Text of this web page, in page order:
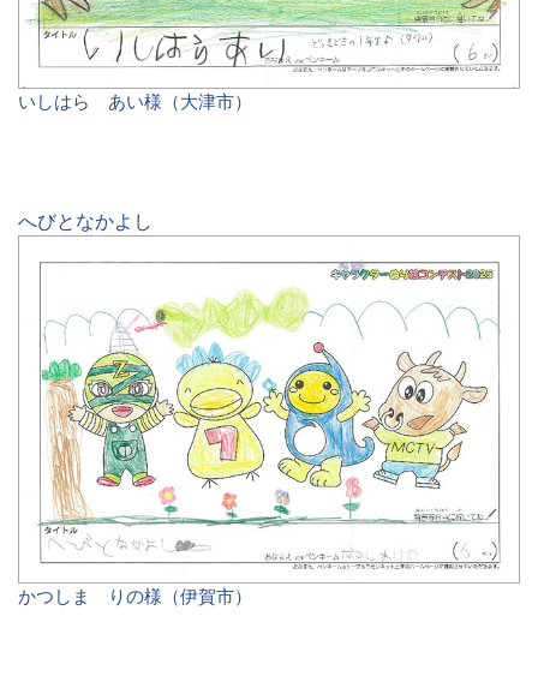
いしはら あい様（大津市）
へびとなかよし
かつしま りの様（伊賀市）